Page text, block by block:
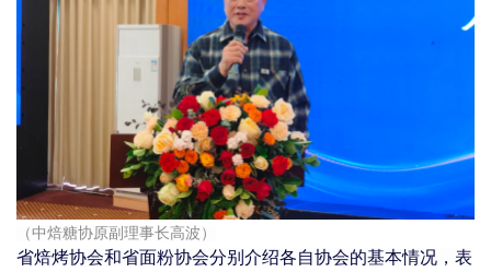
（中焙糖协原副理事长高波）
省焙烤协会和省面粉协会分别介绍各自协会的基本情况，表